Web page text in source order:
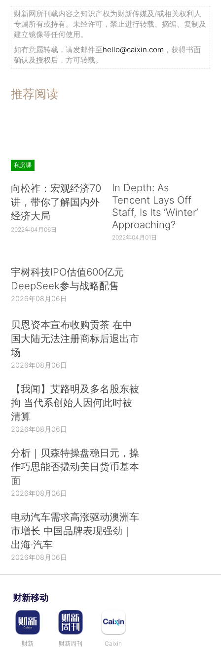
财新网所刊载内容之知识产权为财新传媒及/或相关权利人
专属所有或持有。未经许可，禁止进行转载、摘编、复制及
建立镜像等任何使用。
如有意愿转载，请发邮件至hello@caixin.com ，获得书面
确认及授权后，方可转载。
推荐阅读
私房课
向松祚：宏观经济70
讲，带你了解国内外
经济大局
2022年04月06日
In Depth: As
Tencent Lays Off
Staff, Is Its ‘Winter’
Approaching?
2022年04月01日
宇树科技IPO估值600亿元
DeepSeek参与战略配售
2026年08月06日
贝恩资本宣布收购贡茶 在中
国大陆无法注册商标后退出市
场
2026年08月06日
【我闻】艾路明及多名股东被
拘 当代系创始人因何此时被
清算
2026年08月06日
分析｜贝森特操盘稳日元，操
作巧思能否撬动美日货币基本
面
2026年08月06日
电动汽车需求高涨驱动澳洲车
市增长 中国品牌表现强劲｜
出海·汽车
2026年08月06日
财新移动
财新 财新周刊 Caixin